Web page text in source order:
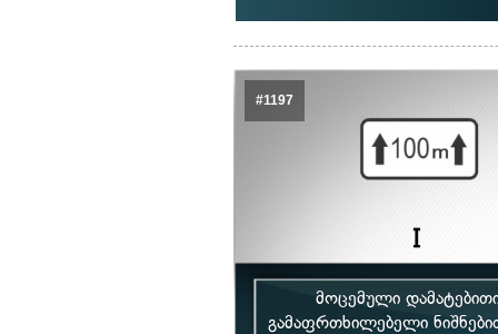
#1197
მოცემული
გამაფრთხილებელი